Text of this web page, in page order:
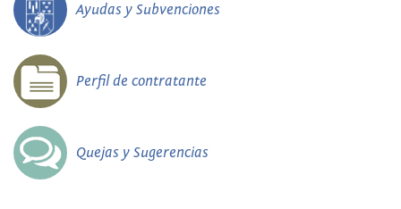
Ayudas y Subvenciones
Perfil de contratante
Quejas y Sugerencias